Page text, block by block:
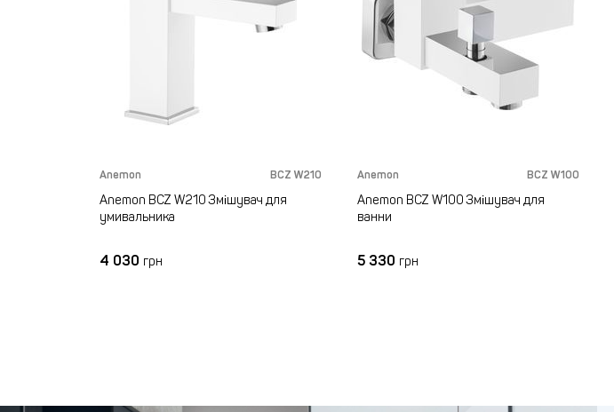
Anemon BCZ W210
Anemon BCZ W210 Змішувач для
умивальника
4 030 грн
Anemon BCZ W100
Anemon BCZ W100 Змішувач для
ванни
5 330 грн